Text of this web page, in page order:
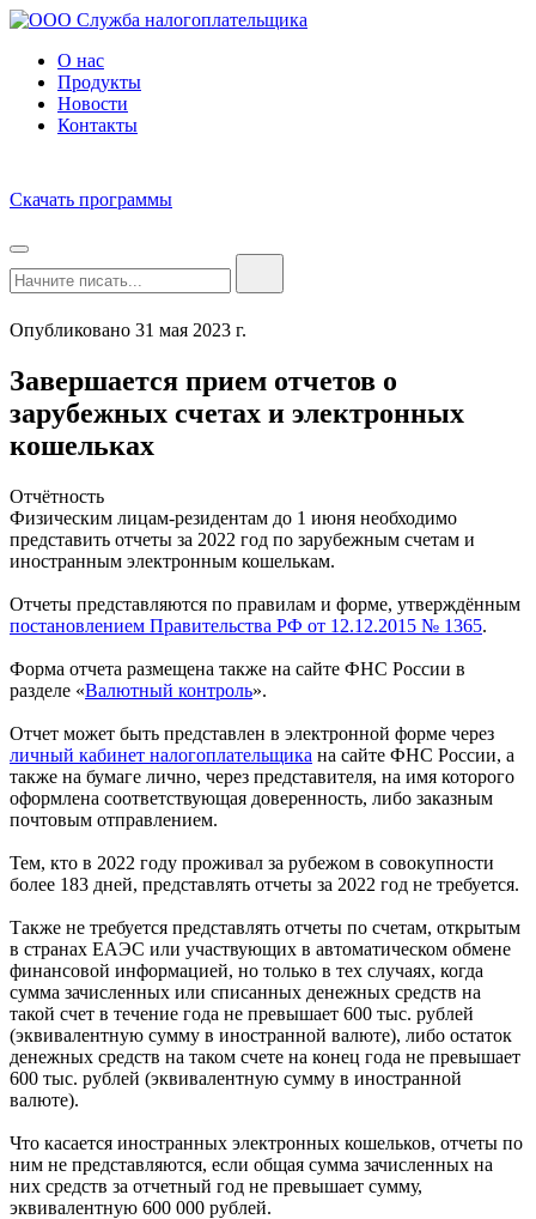
О нас
Продукты
Новости
Контакты
Скачать программы
Опубликовано 31 мая 2023 г.
Завершается прием отчетов о
зарубежных счетах и электронных
кошельках
Отчётность
Физическим лицам-резидентам до 1 июня необходимо
представить отчеты за 2022 год по зарубежным счетам и
иностранным электронным кошелькам.
Отчеты представляются по правилам и форме, утверждённым
постановлением Правительства РФ от 12.12.2015 № 1365.
Форма отчета размещена также на сайте ФНС России в
разделе «Валютный контроль».
Отчет может быть представлен в электронной форме через
личный кабинет налогоплательщика на сайте ФНС России, а
также на бумаге лично, через представителя, на имя которого
оформлена соответствующая доверенность, либо заказным
почтовым отправлением.
Тем, кто в 2022 году проживал за рубежом в совокупности
более 183 дней, представлять отчеты за 2022 год не требуется.
Также не требуется представлять отчеты по счетам, открытым
в странах ЕАЭС или участвующих в автоматическом обмене
финансовой информацией, но только в тех случаях, когда
сумма зачисленных или списанных денежных средств на
такой счет в течение года не превышает 600 тыс. рублей
(эквивалентную сумму в иностранной валюте), либо остаток
денежных средств на таком счете на конец года не превышает
600 тыс. рублей (эквивалентную сумму в иностранной
валюте).
Что касается иностранных электронных кошельков, отчеты по
ним не представляются, если общая сумма зачисленных на
них средств за отчетный год не превышает сумму,
эквивалентную 600 000 рублей.